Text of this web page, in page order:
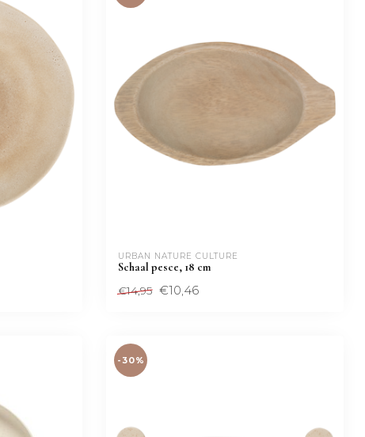
URBAN NATURE CULTURE
Schaal pesce, 18 cm
€14,95 €10,46
-30%